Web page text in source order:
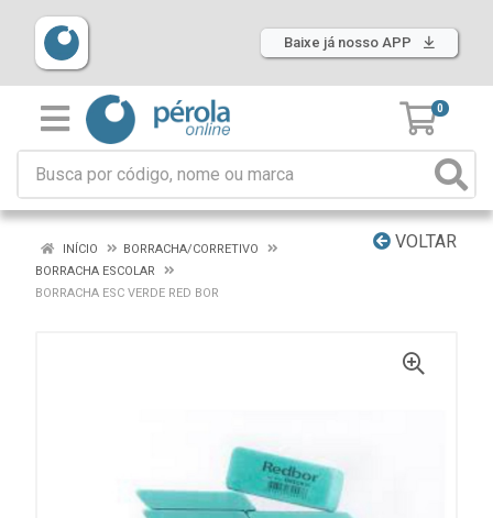
Baixe já nosso APP
0
VOLTAR
INÍCIO
BORRACHA/CORRETIVO
BORRACHA ESCOLAR
BORRACHA ESC VERDE RED BOR